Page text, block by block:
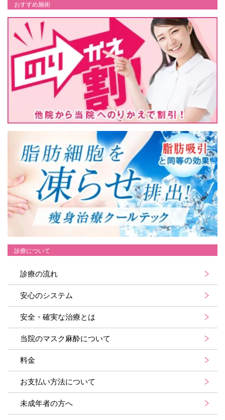
おすすめ施術
診療について
診療の流れ
安心のシステム
安全・確実な治療とは
当院のマスク麻酔について
料金
お支払い方法について
未成年者の方へ